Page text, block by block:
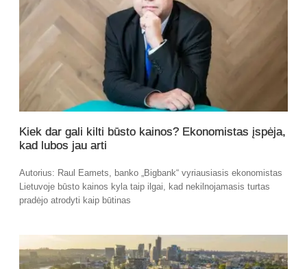
Kiek dar gali kilti būsto kainos? Ekonomistas įspėja,
kad lubos jau arti
Autorius: Raul Eamets, banko „Bigbank“ vyriausiasis ekonomistas
Lietuvoje būsto kainos kyla taip ilgai, kad nekilnojamasis turtas
pradėjo atrodyti kaip būtinas